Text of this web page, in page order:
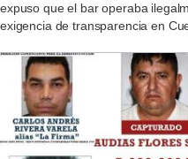
expuso que el bar operaba
exigencia de transparencia en